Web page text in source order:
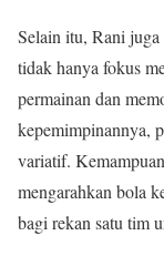
Selain itu, Rani
tidak hanya fokus
permainan dan
kepemimpinannya,
variatif.
mengarahkan bola
bagi rekan satu tim